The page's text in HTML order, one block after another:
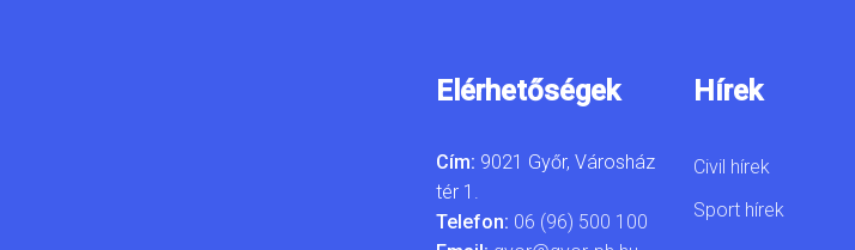
Elérhetőségek
Cím: 9021 Győr, Városház
tér 1.
Telefon: 06 (96) 500 100
Hírek
Civil hírek
Sport hírek